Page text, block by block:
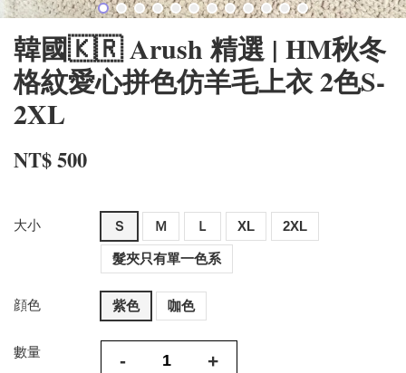
韓國🇰🇷 Arush 精選 | HM秋冬
格紋愛心拼色仿羊毛上衣 2色S-
2XL
NT$ 500
大小 Ｓ Ｍ Ｌ XL 2XL
髮夾只有單一色系
顔色 紫色 咖色
數量 - +